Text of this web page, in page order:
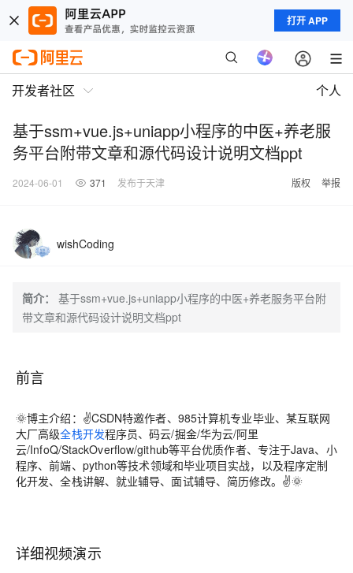
打开 APP
开发者社区 个人
基于ssm+vue.js+uniapp小程序的中医+养老服
务平台附带文章和源代码设计说明文档ppt
2024-06-01 371 发布于天津 版权 举报
wishCoding
简介：
基于ssm+vue.js+uniapp小程序的中医+养老服务平台附
带文章和源代码设计说明文档ppt
前言
🌞博主介绍 ：✌CSDN特邀作者、985计算机专业毕业、某互联网
大厂高级全栈开发程序员、码云/掘金/华为云/阿里
云/InfoQ/StackOverflow/github等平台优质作者、专注于Java、小
程序、前端、python等技术领域和毕业项目实战，以及程序定制
化开发、全栈讲解、就业辅导、面试辅导、简历修改。✌🌞
详细视频演示